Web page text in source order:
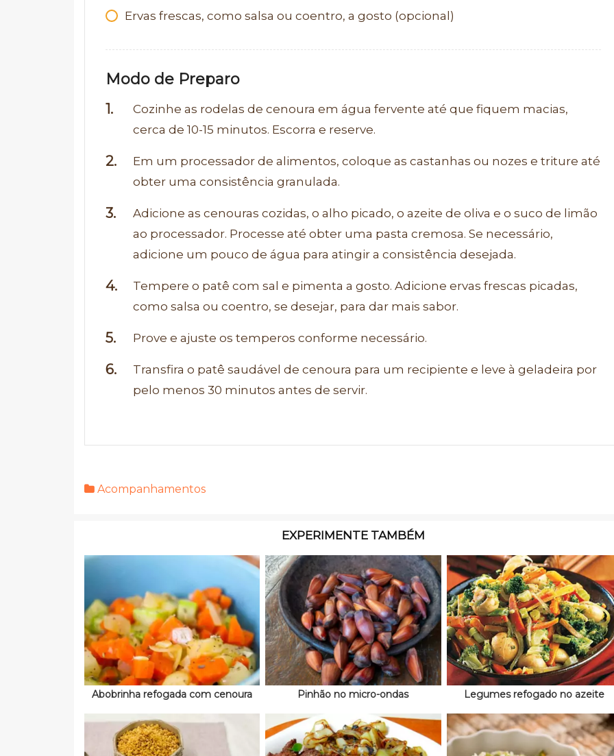
Ervas frescas, como salsa ou coentro, a gosto (opcional)
Modo de Preparo
Cozinhe as rodelas de cenoura em água fervente até que fiquem macias,
cerca de 10-15 minutos. Escorra e reserve.
Em um processador de alimentos, coloque as castanhas ou nozes e triture até
obter uma consistência granulada.
Adicione as cenouras cozidas, o alho picado, o azeite de oliva e o suco de limão
ao processador. Processe até obter uma pasta cremosa. Se necessário,
adicione um pouco de água para atingir a consistência desejada.
Tempere o patê com sal e pimenta a gosto. Adicione ervas frescas picadas,
como salsa ou coentro, se desejar, para dar mais sabor.
Prove e ajuste os temperos conforme necessário.
Transfira o patê saudável de cenoura para um recipiente e leve à geladeira por
pelo menos 30 minutos antes de servir.
Acompanhamentos
EXPERIMENTE TAMBÉM
Abobrinha refogada com cenoura Pinhão no micro-ondas Legumes refogado no azeite